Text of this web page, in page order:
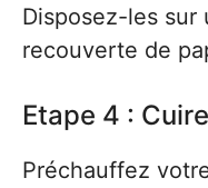
Disposez-les sur
recouverte de
Etape 4 :
Préchauffez